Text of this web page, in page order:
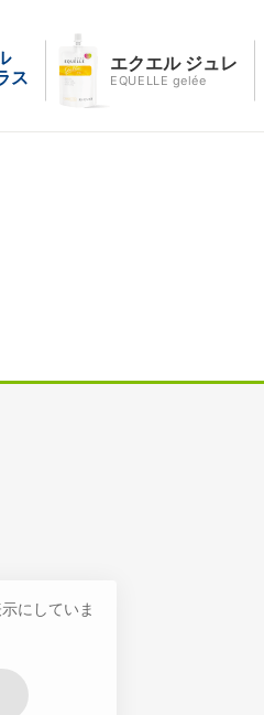
ス
エクエル ジュレ
EQUELLE gelée
にしていま